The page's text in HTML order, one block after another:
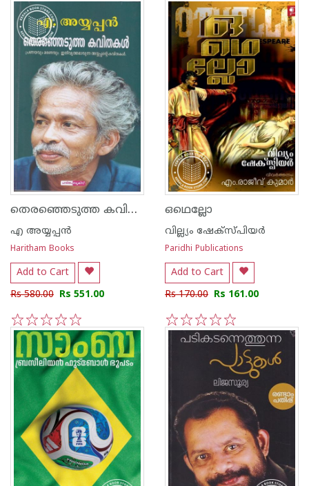
5
4
3
2
1 5
4
3
2
1
തെരഞ്ഞെടുത്ത കവിതകൾ പ്രണയവും മരണവും ഇതിവൃത്തമാവുന്ന അയ്യപ്പൻ്റെ കവിതകൾ.
എ അയ്യപ്പന്‍
Haritham Books
Add to Cart
Rs 580.00 Rs 551.00
5
4
3
2
1
ഒഥെല്ലോ
വില്ല്യം ഷേക്‍സ്പിയര്‍
Paridhi Publications
Add to Cart
Rs 170.00 Rs 161.00
5
4
3
2
1